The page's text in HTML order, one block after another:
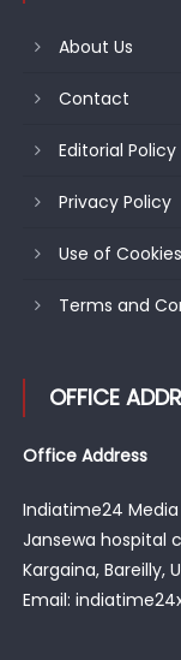
About Us
Contact
Editorial Policy
Privacy Policy
Use of Cookies
Terms and
OFFICE
Office Address
Indiatime24 Media
Jansewa hospital
Kargaina, Bareilly,
Email: